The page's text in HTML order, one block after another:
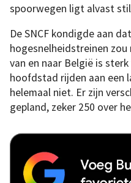
spoorwegen ligt alvast
De SNCF kondigde aan
hogesnelheidstreinen
van en naar België is
hoofdstad rijden aan een
helemaal niet. Er zijn
gepland, zeker 250 over